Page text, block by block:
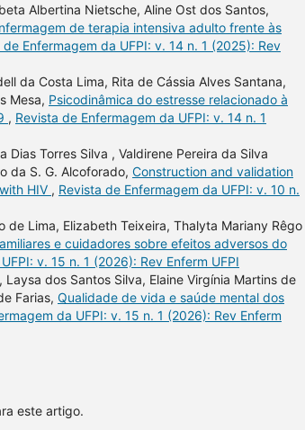
Albertina Nietsche, Aline Ost dos Santos,
de terapia intensiva adulto frente às
de Enfermagem da UFPI: v. 14 n. 1 (2025): Rev
da Costa Lima, Rita de Cássia Alves Santana,
Mesa, Psicodinâmica do estresse relacionado à
, Revista de Enfermagem da UFPI: v. 14 n. 1
Torres Silva , Valdirene Pereira da Silva
da S. G. Alcoforado, Construction and validation
HIV , Revista de Enfermagem da UFPI: v. 10 n.
de Lima, Elizabeth Teixeira, Thalyta Mariany Rêgo
e cuidadores sobre efeitos adversos do
v. 15 n. 1 (2026): Rev Enferm UFPI
dos Santos Silva, Elaine Virgínia Martins de
Farias, Qualidade de vida e saúde mental dos
da UFPI: v. 15 n. 1 (2026): Rev Enferm
este artigo.